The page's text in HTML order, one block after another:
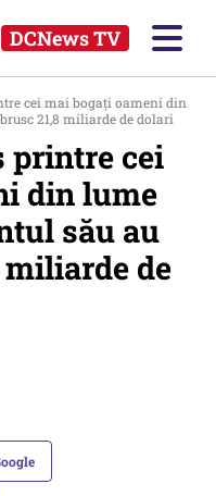
DCNews TV
cei mai bogați oameni din
21,8 miliarde de dolari
printre cei
din lume
său au
miliarde de